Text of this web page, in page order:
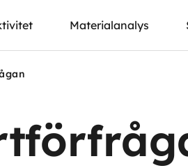
Materialanalys